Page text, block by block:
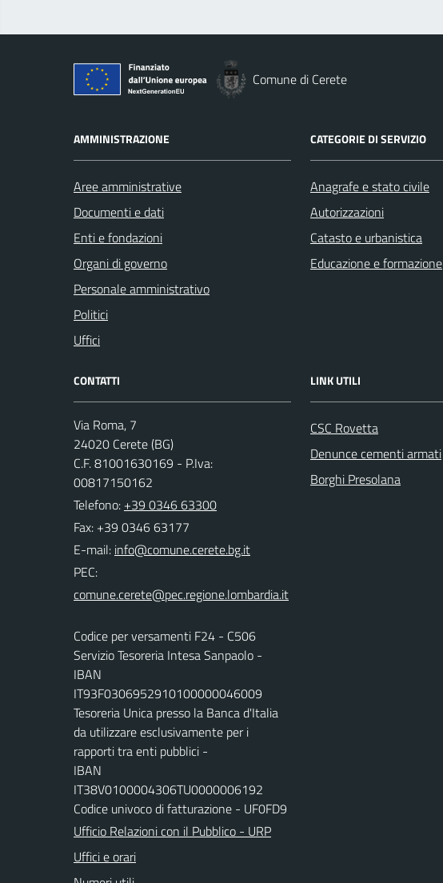
Comune di Cerete
AMMINISTRAZIONE
Aree amministrative
Documenti e dati
Enti e fondazioni
Organi di governo
Personale amministrativo
Politici
Uffici
CATEGORIE DI SERVIZIO
Anagrafe e stato civile
Autorizzazioni
Catasto e urbanistica
Educazione e formazione
CONTATTI
Via Roma, 7
24020 Cerete (BG)
C.F. 81001630169 - P.Iva:
00817150162
Telefono: +39 0346 63300
Fax: +39 0346 63177
E-mail:
PEC:
Codice per versamenti F24 - C506
Servizio Tesoreria Intesa Sanpaolo -
IBAN
IT93F0306952910100000046009
Tesoreria Unica presso la Banca d'Italia
da utilizzare esclusivamente per i
rapporti tra enti pubblici -
IBAN
IT38V0100004306TU0000006192
Codice univoco di fatturazione - UF0FD9
Ufficio Relazioni con il Pubblico - URP
Uffici e orari
LINK UTILI
CSC Rovetta
Denunce cementi armati
Borghi Presolana